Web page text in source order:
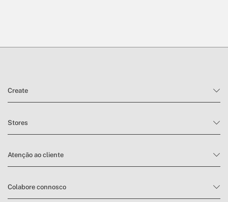
Create
Stores
Atenção ao cliente
Colabore connosco